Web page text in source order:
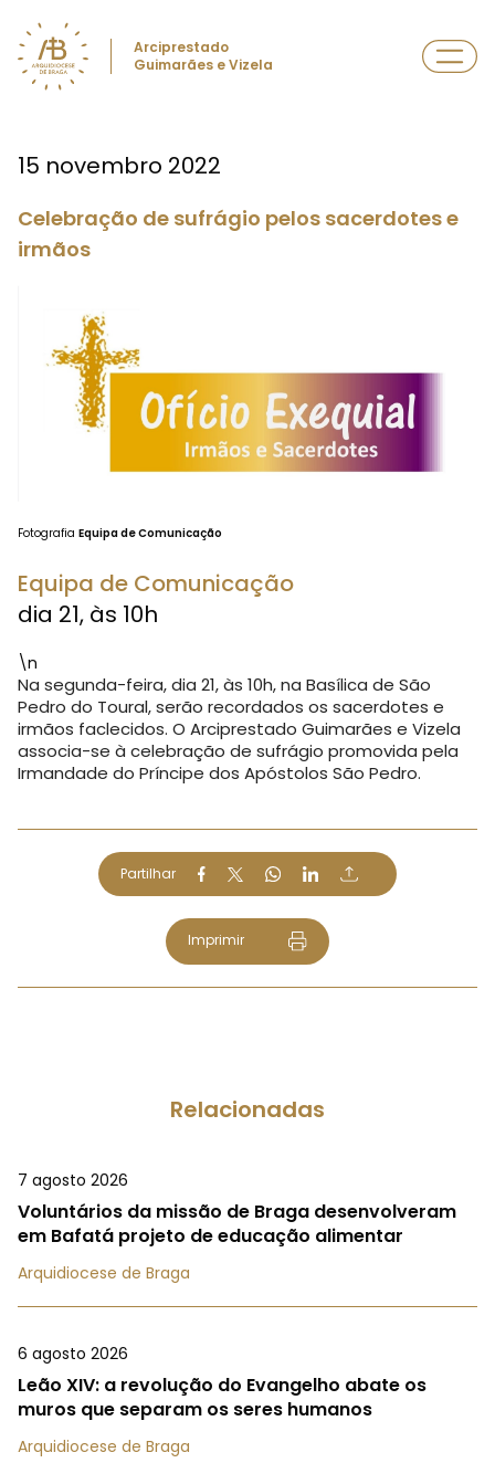
Arciprestado
Guimarães e Vizela
15 novembro 2022
Celebração de sufrágio pelos sacerdotes e
irmãos
Fotografia Equipa de Comunicação
Equipa de Comunicação
dia 21, às 10h
\n
Na segunda-feira, dia 21, às 10h, na Basílica de São
Pedro do Toural, serão recordados os sacerdotes e
irmãos faclecidos. O Arciprestado Guimarães e Vizela
associa-se à celebração de sufrágio promovida pela
Irmandade do Príncipe dos Apóstolos São Pedro.
Partilhar
Imprimir
Relacionadas
7 agosto 2026
Voluntários da missão de Braga desenvolveram
em Bafatá projeto de educação alimentar
Arquidiocese de Braga
6 agosto 2026
Leão XIV: a revolução do Evangelho abate os
muros que separam os seres humanos
Arquidiocese de Braga